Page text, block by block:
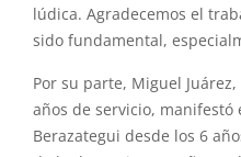
lúdica. Agradecemos el
sido fundamental,
Por su parte, Miguel
años de servicio, manifestó
Berazategui desde los 6